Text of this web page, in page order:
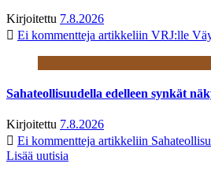
Kirjoitettu 7.8.2026
Ei kommentteja artikkeliin VRJ:lle
Sahateollisuudella edelleen synkät
Kirjoitettu 7.8.2026
Ei kommentteja artikkeliin
Lisää uutisia